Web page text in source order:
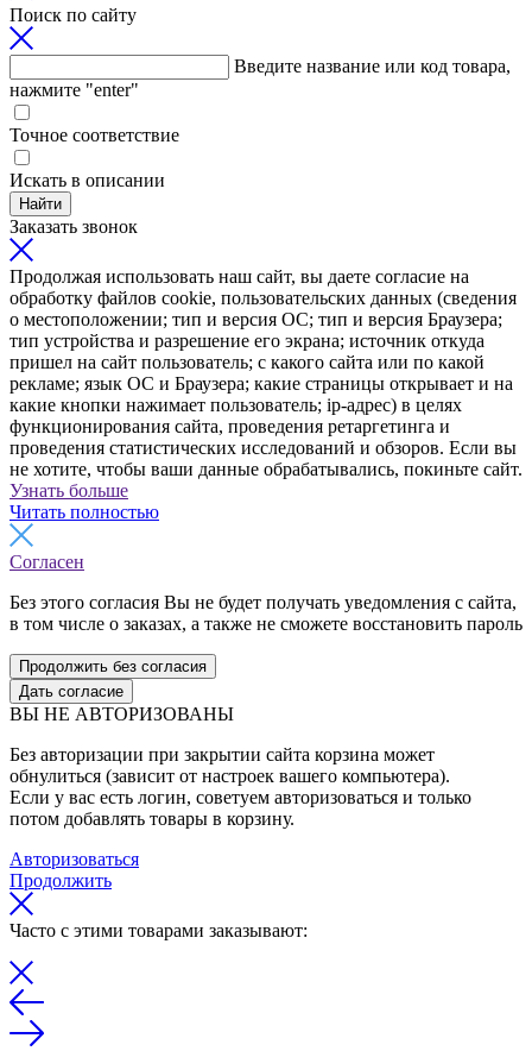
Поиск по сайту
Введите название или код товара,
нажмите "enter"
Точное соответствие
Искать в описании
Найти
Заказать звонок
Продолжая использовать наш сайт, вы даете согласие на
обработку файлов cookie, пользовательских данных (сведения
о местоположении; тип и версия ОС; тип и версия Браузера;
тип устройства и разрешение его экрана; источник откуда
пришел на сайт пользователь; с какого сайта или по какой
рекламе; язык ОС и Браузера; какие страницы открывает и на
какие кнопки нажимает пользователь; ip-адрес) в целях
функционирования сайта, проведения ретаргетинга и
проведения статистических исследований и обзоров. Если вы
не хотите, чтобы ваши данные обрабатывались, покиньте сайт.
Узнать больше
Читать полностью
Согласен
Без этого согласия Вы не будет получать уведомления с сайта,
в том числе о заказах, а также не сможете восстановить пароль
Продолжить без согласия
Дать согласие
ВЫ НЕ АВТОРИЗОВАНЫ
Без авторизации при закрытии сайта корзина может
обнулиться (зависит от настроек вашего компьютера).
Если у вас есть логин, советуем авторизоваться и только
потом добавлять товары в корзину.
Авторизоваться
Продолжить
Часто с этими товарами заказывают: